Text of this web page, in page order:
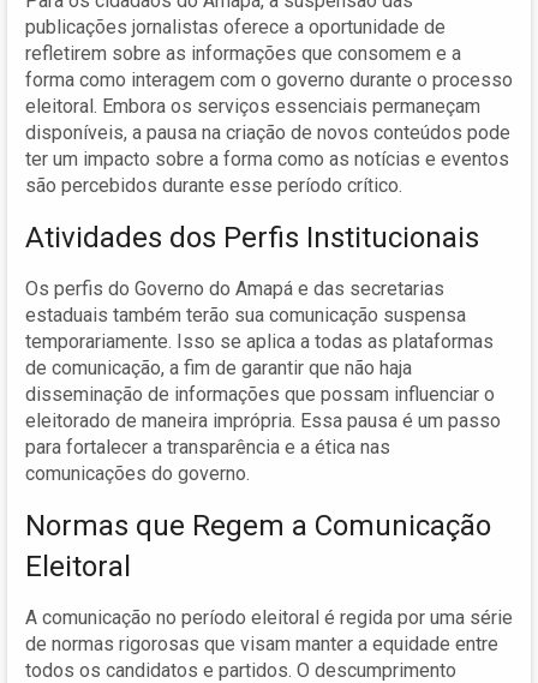
publicações jornalistas oferece a oportunidade de
refletirem sobre as informações que consomem e a
forma como interagem com o governo durante o processo
eleitoral. Embora os serviços essenciais permaneçam
disponíveis, a pausa na criação de novos conteúdos pode
ter um impacto sobre a forma como as notícias e eventos
são percebidos durante esse período crítico.
Atividades dos Perfis Institucionais
Os perfis do Governo do Amapá e das secretarias
estaduais também terão sua comunicação suspensa
temporariamente. Isso se aplica a todas as plataformas
de comunicação, a fim de garantir que não haja
disseminação de informações que possam influenciar o
eleitorado de maneira imprópria. Essa pausa é um passo
para fortalecer a transparência e a ética nas
comunicações do governo.
Normas que Regem a Comunicação
Eleitoral
A comunicação no período eleitoral é regida por uma série
de normas rigorosas que visam manter a equidade entre
todos os candidatos e partidos. O descumprimento